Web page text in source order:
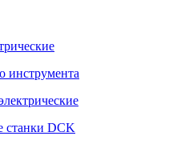
инструмента
станки DCK